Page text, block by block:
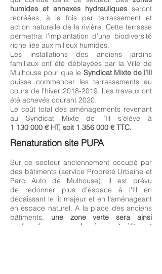
humides et annexes hydrauliques seront
recréées, à la fois par terrassement et
action naturelle de la rivière. Cette terrasse
permettra l’implantation d’une biodiversité
riche liée aux milieux humides.
Les installations des anciens jardins
familiaux ont été déblayées par la Ville de
Mulhouse pour que le Syndicat Mixte de l’Ill
puisse commencer les terrassements au
cours de l’hiver 2018-2019. Les travaux ont
été achevés courant 2020.
Le coût total des aménagements revenant
au Syndicat Mixte de l’Ill s’élève à
1 130 000 € HT, soit 1 356 000 € TTC.
Renaturation site PUPA
Sur ce secteur anciennement occupé par
des bâtiments (service Propreté Urbaine et
Parc Auto de Mulhouse), il est prévu
de redonner plus d’espace à l’Ill en
décaissant le lit majeur et en l’aménageant
en espace naturel. A la place des anciens
bâtiments, une zone verte sera ainsi
aménagée avec un cheminement piéton et